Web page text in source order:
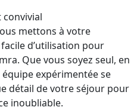
mettons à votre
d’utilisation pour
Que vous soyez seul, en
expérimentée se
détail de votre séjour pour
inoubliable.